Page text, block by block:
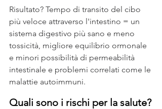
Risultato? Tempo di transito del cibo
più veloce attraverso l'intestino = un
sistema digestivo più sano e meno
tossicità, migliore equilibrio ormonale
e minori possibilità di permeabilità
intestinale e problemi correlati come le
malattie autoimmuni.
Quali sono i rischi per la salute?